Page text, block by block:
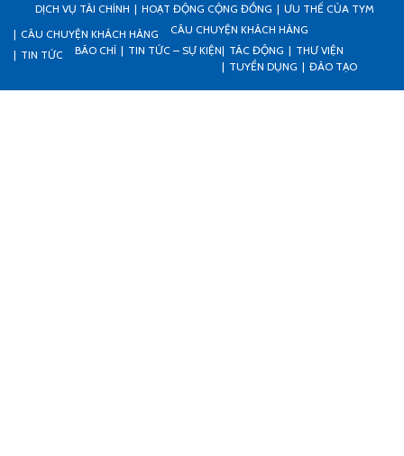
DỊCH VỤ TÀI CHÍNH
HOẠT ĐỘNG CỘNG ĐỒNG
ƯU THẾ CỦA TYM
CÂU CHUYỆN KHÁCH HÀNG
CÂU CHUYỆN KHÁCH HÀNG
TIN TỨC
BÁO CHÍ TIN TỨC – SỰ KIỆN TÁC ĐỘNG
THƯ VIỆN
TUYỂN DỤNG
ĐÀO TẠO